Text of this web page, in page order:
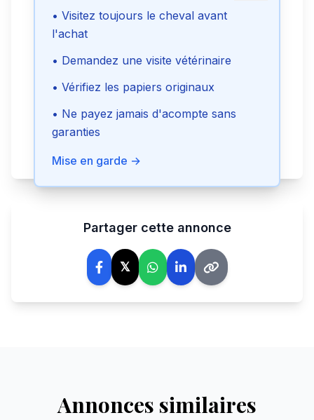
Envoyer le message
• Visitez toujours le cheval avant
l'achat
• Demandez une visite vétérinaire
• Vérifiez les papiers originaux
• Ne payez jamais d'acompte sans
garanties
Mise en garde →
Voir le téléphone
Partager cette annonce
𝕏
Annonces similaires